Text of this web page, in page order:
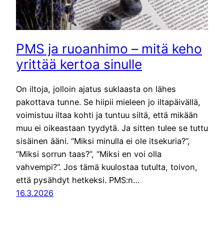
PMS ja ruoanhimo – mitä keho
yrittää kertoa sinulle
On iltoja, jolloin ajatus suklaasta on lähes
pakottava tunne. Se hiipii mieleen jo iltapäivällä,
voimistuu iltaa kohti ja tuntuu siltä, että mikään
muu ei oikeastaan tyydytä. Ja sitten tulee se tuttu
sisäinen ääni. “Miksi minulla ei ole itsekuria?”,
“Miksi sorrun taas?”, “Miksi en voi olla
vahvempi?”. Jos tämä kuulostaa tutulta, toivon,
että pysähdyt hetkeksi. PMS:n…
16.3.2026